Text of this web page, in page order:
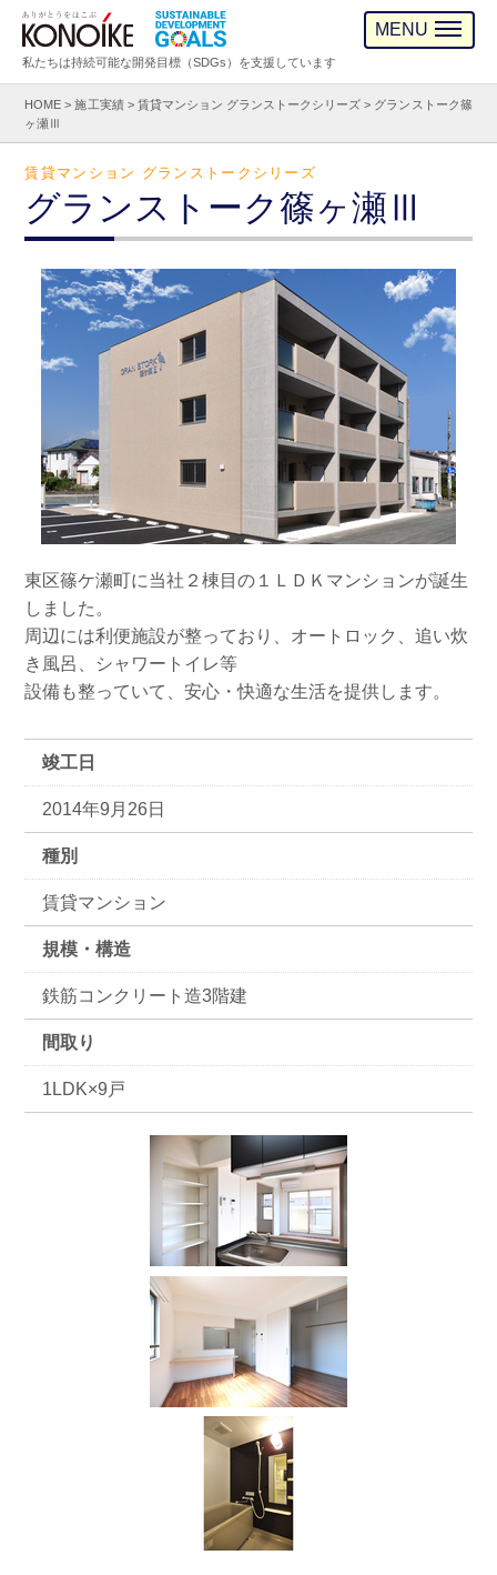
私たちは持続可能な開発目標（SDGs）を支援しています
MENU
HOME >施工実績> 賃貸マンション グランストークシリーズ > グランストーク篠
ヶ瀬Ⅲ
賃貸マンション グランストークシリーズ
グランストーク篠ヶ瀬Ⅲ
東区篠ケ瀬町に当社２棟目の１ＬＤＫマンションが誕生
しました。
周辺には利便施設が整っており、オートロック、追い炊
き風呂、シャワートイレ等
設備も整っていて、安心・快適な生活を提供します。
竣工日
2014年9月26日
種別
賃貸マンション
規模・構造
鉄筋コンクリート造3階建
間取り
1LDK×9戸